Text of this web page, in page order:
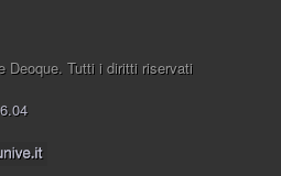
Tutti i diritti riservati